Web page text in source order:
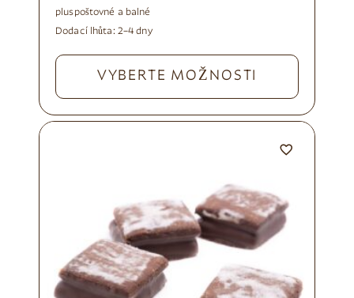
pluspoštovné a balné
Dodací lhůta: 2–4 dny
VYBERTE MOŽNOSTI